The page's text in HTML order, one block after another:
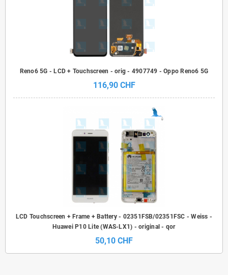
Reno6 5G - LCD + Touchscreen - orig - 4907749 - Oppo Reno6 5G
116,90 CHF
LCD Touchscreen + Frame + Battery - 02351FSB/02351FSC - Weiss -
Huawei P10 Lite (WAS-LX1) - original - qor
50,10 CHF